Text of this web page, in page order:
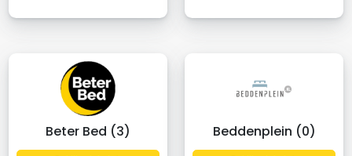
Beter Bed (3) Beddenplein (0)